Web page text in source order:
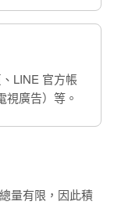
LINE 官方帳
廣告）等。
量有限，因此積